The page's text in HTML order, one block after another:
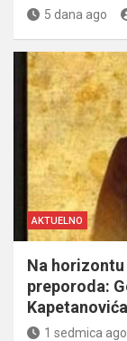
5 dana ago
AKTUELNO
Na
preporoda:
1 sedmica ago